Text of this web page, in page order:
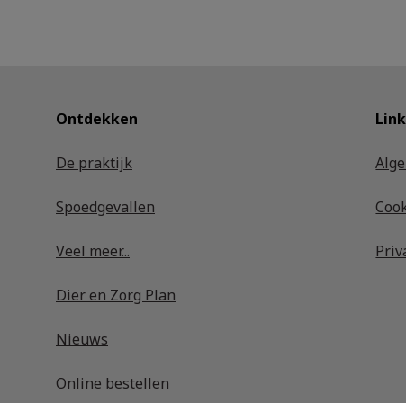
Ontdekken
De praktijk
Spoedgevallen
Veel meer...
Dier en Zorg Plan
Nieuws
Online bestellen